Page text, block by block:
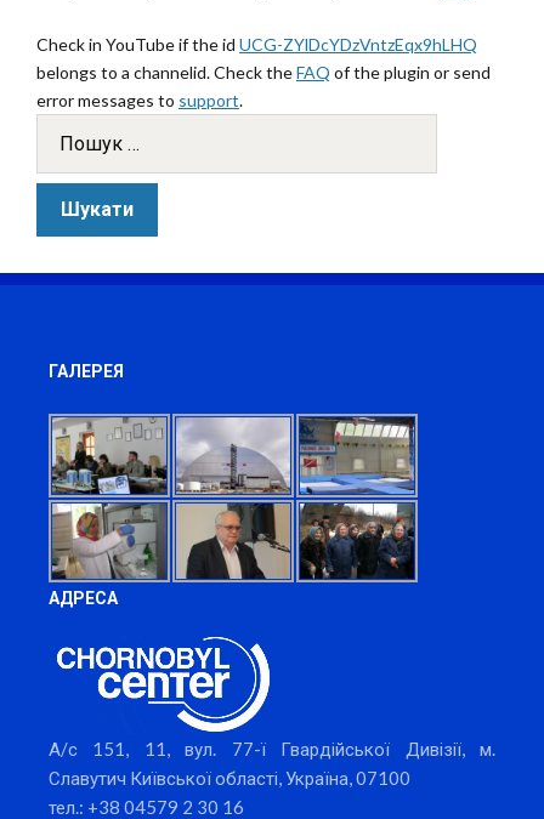
Check in YouTube if the id UCG-ZYlDcYDzVntzEqx9hLHQ
belongs to a channelid. Check theFAQ of the plugin or send
error messages to support.
ГАЛЕРЕЯ
АДРЕСА
А/с 151, 11, вул. 77-ї Гвардійської Дивізії, м.
Славутич Київської області, Україна, 07100
тел.: +38 04579 2 30 16